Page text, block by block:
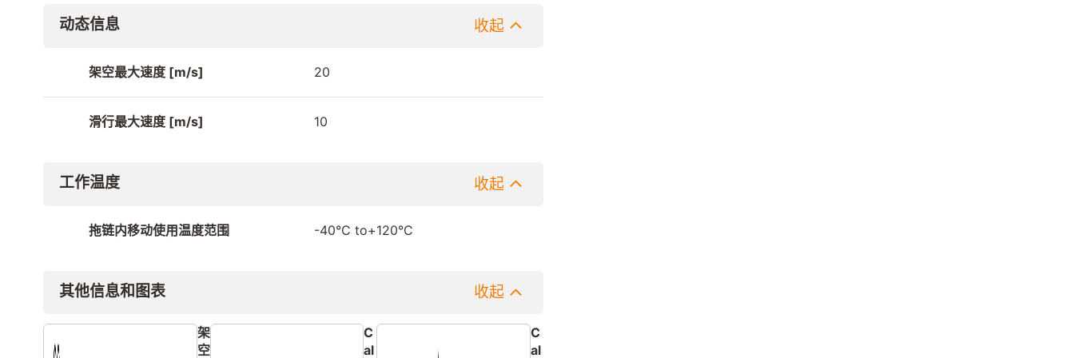
动态信息 收起
架空最大速度 [m/s] 20
滑行最大速度 [m/s] 10
工作温度 收起
拖链内移动使用温度范围 -40°C to+120°C
其他信息和图表 收起
架
空
C
al
C
al